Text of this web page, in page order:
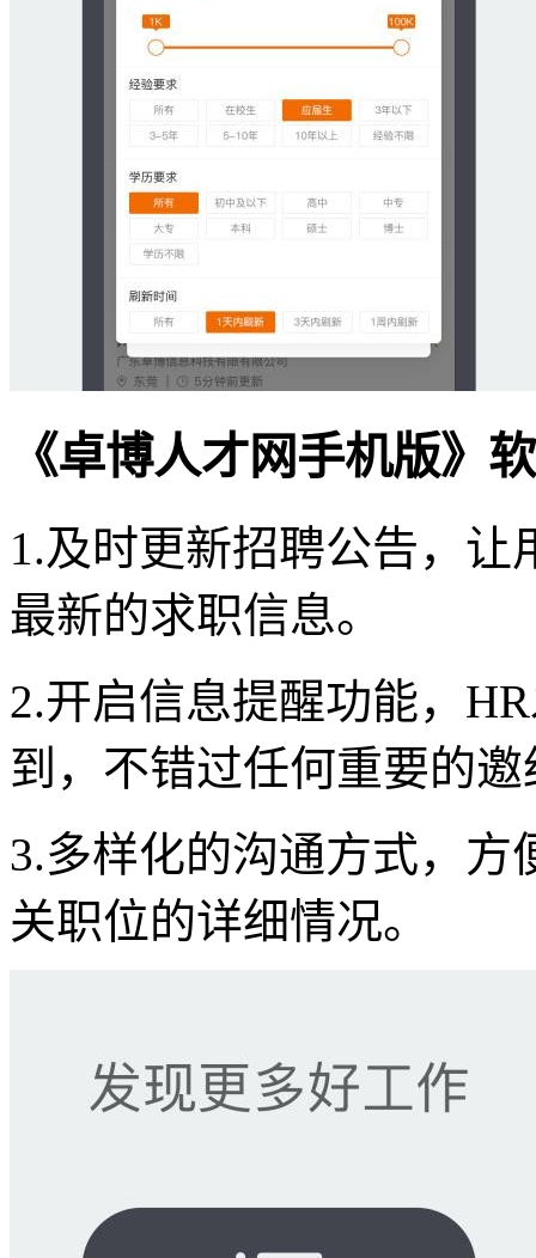
《卓博人才网手机版》
1.及时更新招聘公告，
最新的求职信息。
2.开启信息提醒功能，
到，不错过任何重要的
3.多样化的沟通方式，方
关职位的详细情况。